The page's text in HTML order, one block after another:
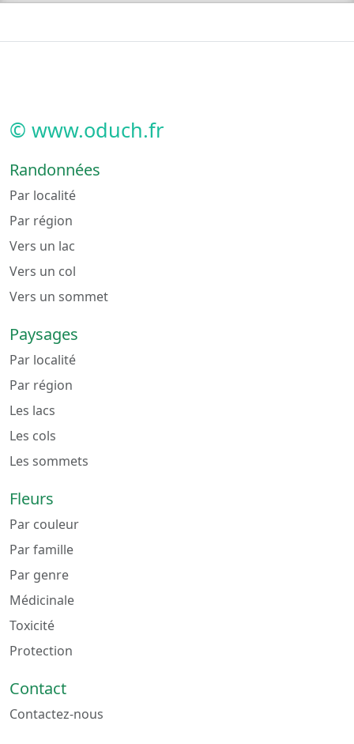
© www.oduch.fr
Randonnées
Par localité
Par région
Vers un lac
Vers un col
Vers un sommet
Paysages
Par localité
Par région
Les lacs
Les cols
Les sommets
Fleurs
Par couleur
Par famille
Par genre
Médicinale
Toxicité
Protection
Contact
Contactez-nous